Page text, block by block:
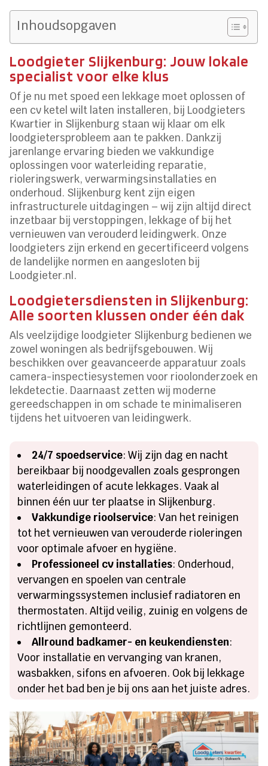
Inhoudsopgaven
Loodgieter Slijkenburg: Jouw lokale
specialist voor elke klus
Of je nu met spoed een lekkage moet oplossen of
een cv ketel wilt laten installeren, bij Loodgieters
Kwartier in Slijkenburg staan wij klaar om elk
loodgietersprobleem aan te pakken. Dankzij
jarenlange ervaring bieden we vakkundige
oplossingen voor waterleiding reparatie,
rioleringswerk, verwarmingsinstallaties en
onderhoud. Slijkenburg kent zijn eigen
infrastructurele uitdagingen – wij zijn altijd direct
inzetbaar bij verstoppingen, lekkage of bij het
vernieuwen van verouderd leidingwerk. Onze
loodgieters zijn erkend en gecertificeerd volgens
de landelijke normen en aangesloten bij
Loodgieter.nl.
Loodgietersdiensten in Slijkenburg:
Alle soorten klussen onder één dak
Als veelzijdige loodgieter Slijkenburg bedienen we
zowel woningen als bedrijfsgebouwen. Wij
beschikken over geavanceerde apparatuur zoals
camera-inspectiesystemen voor rioolonderzoek en
lekdetectie. Daarnaast zetten wij moderne
gereedschappen in om schade te minimaliseren
tijdens het uitvoeren van leidingwerk.
24/7 spoedservice: Wij zijn dag en nacht
bereikbaar bij noodgevallen zoals gesprongen
waterleidingen of acute lekkages. Vaak al
binnen één uur ter plaatse in Slijkenburg.
Vakkundige rioolservice: Van het reinigen
tot het vernieuwen van verouderde rioleringen
voor optimale afvoer en hygiëne.
Professioneel cv installaties: Onderhoud,
vervangen en spoelen van centrale
verwarmingssystemen inclusief radiatoren en
thermostaten. Altijd veilig, zuinig en volgens de
richtlijnen gemonteerd.
Allround badkamer- en keukendiensten:
Voor installatie en vervanging van kranen,
wasbakken, sifons en afvoeren. Ook bij lekkage
onder het bad ben je bij ons aan het juiste adres.